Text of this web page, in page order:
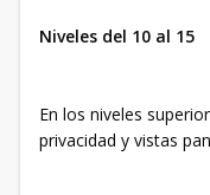
Niveles del 10 al 15
En los niveles
privacidad y vistas